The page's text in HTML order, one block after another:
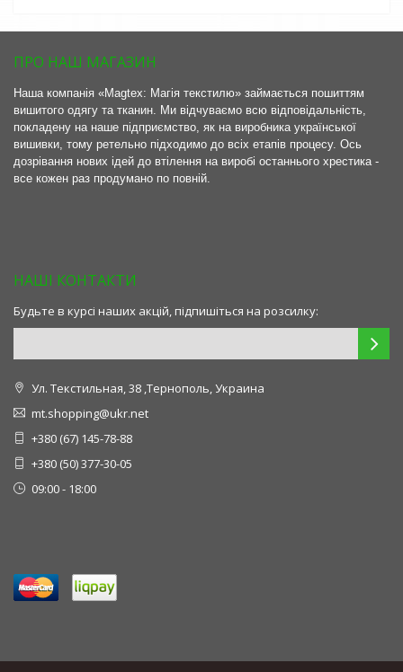
ПРО НАШ МАГАЗИН
Наша компанія «Magtex: Магія текстилю» займається пошиттям
вишитого одягу та тканин. Ми відчуваємо всю відповідальність,
покладену на наше підприємство, як на виробника української
вишивки, тому ретельно підходимо до всіх етапів процесу. Ось
дозрівання нових ідей до втілення на виробі останнього хрестика -
все кожен раз продумано по повній.
НАШІ КОНТАКТИ
Будьте в курсі наших акцій, підпишіться на розсилку:
Ул. Текстильная, 38 ,Тернополь, Украина
mt.shopping@ukr.net
+380 (67) 145-78-88
+380 (50) 377-30-05
09:00 - 18:00